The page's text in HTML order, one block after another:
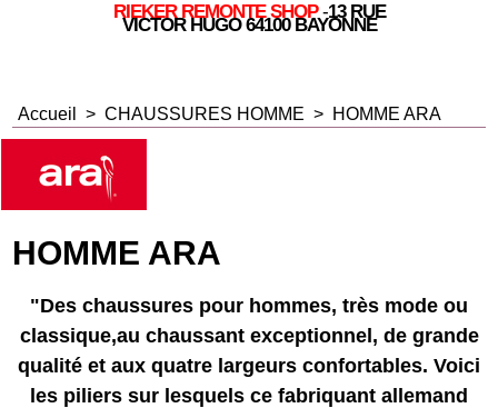
RIEKER REMONTE SHOP -13 RUE
VICTOR HUGO 64100 BAYONNE
Accueil > CHAUSSURES HOMME > HOMME ARA
HOMME ARA
"Des chaussures pour hommes, très mode ou
classique,au chaussant exceptionnel, de grande
qualité et aux quatre largeurs confortables. Voici
les piliers sur lesquels ce fabriquant allemand